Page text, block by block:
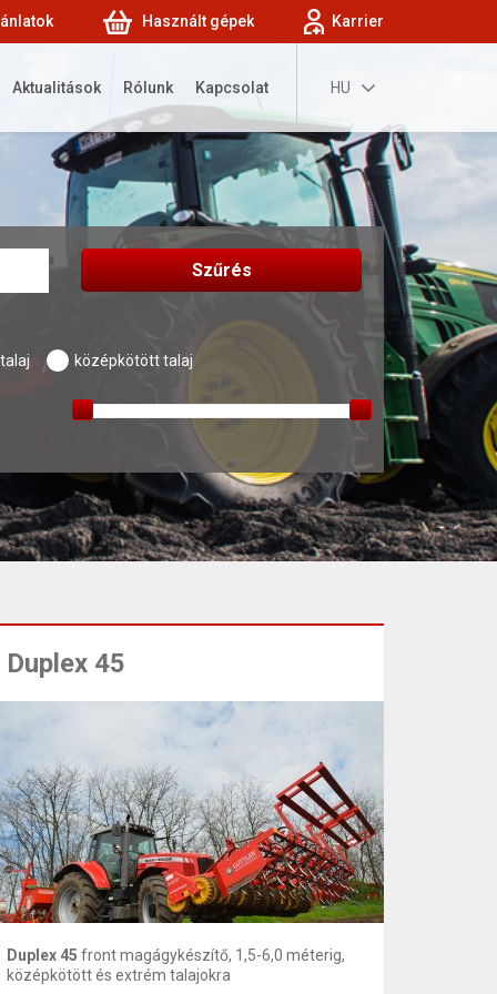
Használt gépek Karrier
HU
Aktualitások Rólunk Kapcsolat
középkötött talaj
Duplex 45
Duplex 45 front magágykészítő, 1,5-6,0 méterig,
középkötött és extrém talajokra